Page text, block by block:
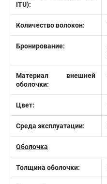
ITU):
Количество волокон:
Бронирование:
Материал внешней
оболочки:
Цвет:
Среда эксплуатации:
Оболочка
Толщина оболочки: